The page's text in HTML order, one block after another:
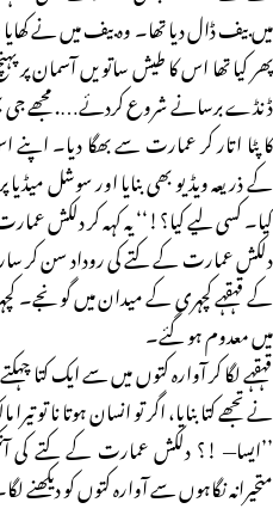
میں بیف ڈال دیا تھا۔ وہ بیف میں نے
پھر کیا تھا اس کا طیش ساتویں آسمان پر
ڈنڈے برسانے شروع کردئے…. مجھے
کا پٹا اتار کر عمارت سے بھگا دیا۔
کے ذریعہ ویڈیو بھی بنایا اور سوشل
کیا۔ کسی لیے کیا؟!‘‘ یہ کہہ کر دلکش
دلکش عمارت کے کتے کی روداد سن کر
کے قہقہے کچہری کے میدان میں گونجے۔
میں معدوم ہو گئے۔
قہقہے لگا کر آوارہ کتوں میں سے ایک کتا
نے تجھے کتا بنایا، اگر تو انسان ہوتا نا تو
’’ایسا— !؟ دلکش عمارت کے کتے کی
متحیرانہ نگاہوں سے آوارہ کتوں کو دیکھنے